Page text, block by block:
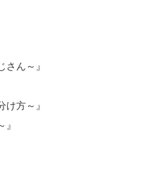
さん～』
け方～』